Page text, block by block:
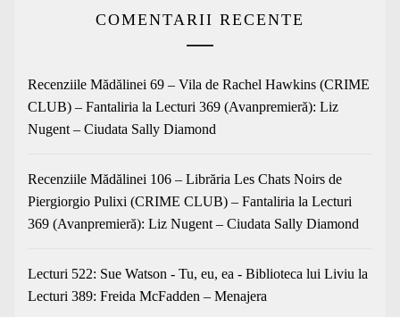
COMENTARII RECENTE
Recenziile Mădălinei 69 – Vila de Rachel Hawkins (CRIME
CLUB) – Fantaliria la Lecturi 369 (Avanpremieră): Liz
Nugent – Ciudata Sally Diamond
Recenziile Mădălinei 106 – Librăria Les Chats Noirs de
Piergiorgio Pulixi (CRIME CLUB) – Fantaliria la Lecturi
369 (Avanpremieră): Liz Nugent – Ciudata Sally Diamond
Lecturi 522: Sue Watson - Tu, eu, ea - Biblioteca lui Liviu la
Lecturi 389: Freida McFadden – Menajera